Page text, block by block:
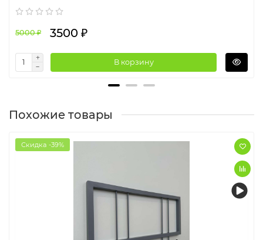
5000 ₽ 3500 ₽
В корзину
Похожие товары
Скидка -39%